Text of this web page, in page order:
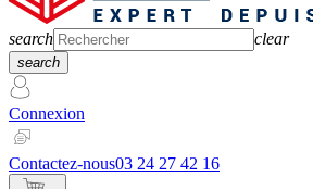
search clear
search
Connexion
Contactez-nous03 24 27 42 16